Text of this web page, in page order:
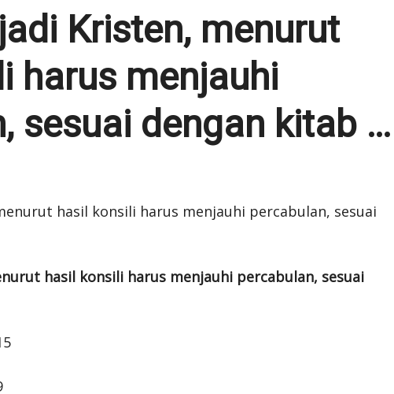
Kristen, menurut
harus menjauhi
sesuai dengan kitab …
hasil konsili harus menjauhi percabulan, sesuai